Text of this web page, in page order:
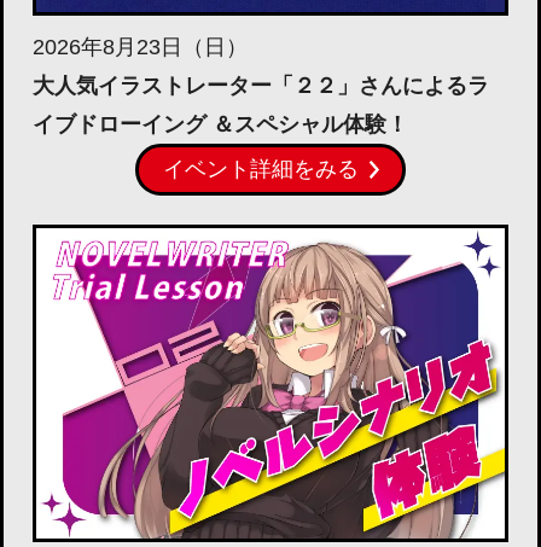
2026年8月23日（日）
大人気イラストレーター「２２」さんによるラ
イブドローイング ＆スペシャル体験！
イベント詳細をみる